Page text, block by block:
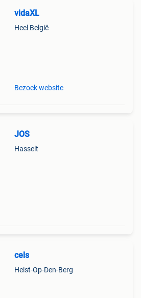
vidaXL
Heel België
Bezoek website
JOS
Hasselt
cels
Heist-Op-Den-Berg